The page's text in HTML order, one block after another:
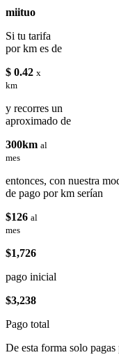
miituo
Si tu tarifa
por km es de
$ 0.42 x
km
y recorres un
aproximado de
300km al
mes
entonces, con nuestra
de pago por km serían
$126 al
mes
$1,726
pago inicial
$3,238
Pago total
De esta forma solo